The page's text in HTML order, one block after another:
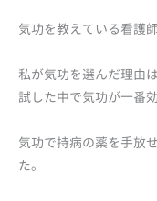
気功を教えている看護
私が気功を選んだ理由
試した中で気功が一番
気功で持病の薬を手放
た。